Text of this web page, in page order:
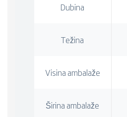
Dubina
Težina
Visina ambalaže
Širina ambalaže